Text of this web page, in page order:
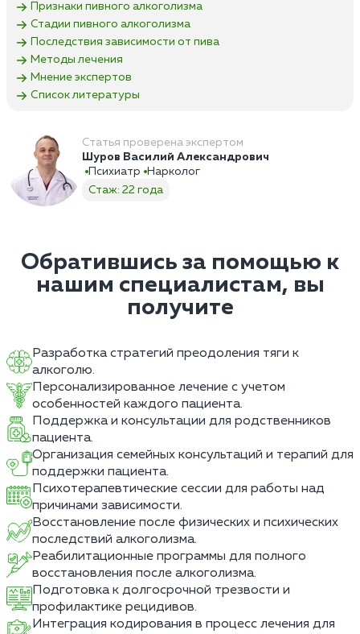
Признаки пивного алкоголизма
Стадии пивного алкоголизма
Последствия зависимости от пива
Методы лечения
Мнение экспертов
Список литературы
Статья проверена экспертом
Шуров Василий Александрович
Психиатр
Нарколог
Стаж: 22 года
Обратившись за помощью к
нашим специалистам, вы
получите
Разработка стратегий преодоления тяги к
алкоголю.
Персонализированное лечение с учетом
особенностей каждого пациента.
Поддержка и консультации для родственников
пациента.
Организация семейных консультаций и терапий для
поддержки пациента.
Психотерапевтические сессии для работы над
причинами зависимости.
Восстановление после физических и психических
последствий алкоголизма.
Реабилитационные программы для полного
восстановления после алкоголизма.
Подготовка к долгосрочной трезвости и
профилактике рецидивов.
Интеграция кодирования в процесс лечения для